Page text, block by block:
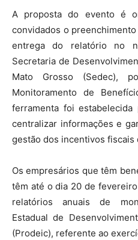
A proposta do evento é
convidados o
entrega do relatório no
Secretaria de
Mato Grosso (Sedec),
Monitoramento de
ferramenta foi
centralizar informações e
gestão dos incentivos fiscais
Os empresários que têm
têm até o dia 20 de
relatórios anuais de
Estadual de
(Prodeic), referente ao